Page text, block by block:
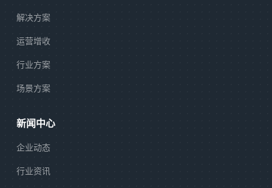
解决方案
运营增收
行业方案
场景方案
新闻中心
企业动态
行业资讯